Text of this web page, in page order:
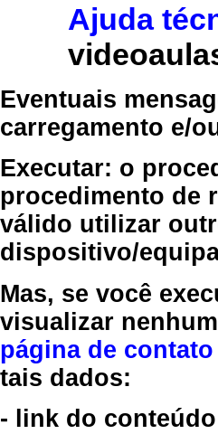
Ajuda
Eventuais
carregamento e/
Executar: o
procedimento de
válido utilizar
dispositivo/
Mas, se você
visualizar
página de contato
tais dados:
- link do